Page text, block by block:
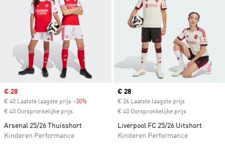
Sale price
€ 28
€ 40 Laatste laagste prijs -30%
€ 40 Oorspronkelijke prijs
Arsenal 25/26 Thuisshort
Kinderen Performance
Current price
€ 28
€ 26 Laatste laagste prijs
€ 40 Oorspronkelijke prijs
Liverpool FC 25/26 Uitshort
Kinderen Performance